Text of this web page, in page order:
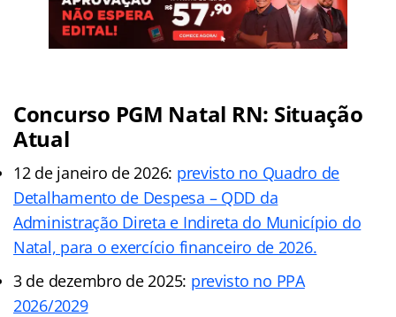
Concurso PGM Natal RN: Situação
Atual
12 de janeiro de 2026: previsto no Quadro de
Detalhamento de Despesa – QDD da
Administração Direta e Indireta do Município do
Natal, para o exercício financeiro de 2026.
3 de dezembro de 2025: previsto no PPA
2026/2029